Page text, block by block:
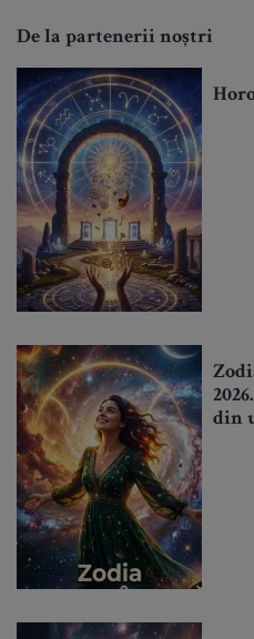
De la partenerii noștri
din